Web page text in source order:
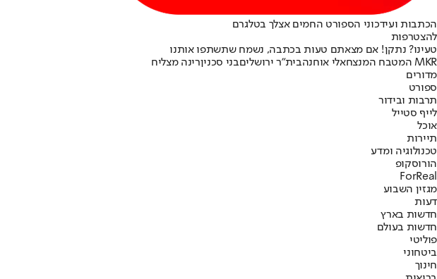
הכתבות ועידכוני הספורט החמים אצלך בטלגרם
להצטרפות
טעינו? נתקן! אם מצאתם טעות בכתבה, נשמח שתשתפו אותנו
MKR המטבח המנצח
אלי אוחנהבית"ר ירושליםבני סכניןרינה מצליח
מדורים
ספורט
תרבות ובידור
לייף סטייל
אוכל
תיירות
טכנולוגיה ומדע
הורוסקופ
ForReal
מגזין השבוע
דעות
חדשות בארץ
חדשות בעולם
פוליטי
ביטחוני
חינוך